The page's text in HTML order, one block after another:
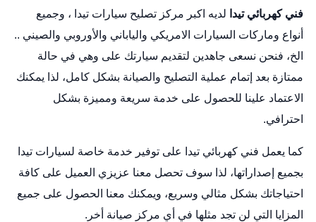
فني كهربائي تيدا لديه اكبر مركز تصليح سيارات تيدا ، وجميع
أنواع وماركات السيارات الامريكي والياباني والأوروبي والصيني ..
الخ، فنحن نسعى جاهدين لتقديم سيارتك على وهي في حالة
ممتازة بعد إتمام عملية التصليح والصيانة بشكل كامل، لذا يمكنك
الاعتماد علينا للحصول على خدمة سريعة ومميزة بشكل
احترافي.
كما يعمل فني كهربائي تيدا على توفير خدمة خاصة لسيارات تيدا
بجميع إصداراتها، لذا سوف تحصل معنا عزيزي العميل على كافة
احتياجاتك بشكل مثالي وسريع، ويمكنك معنا الحصول على جميع
المزايا التي لن تجد مثلها في أي مركز صيانة أخر.